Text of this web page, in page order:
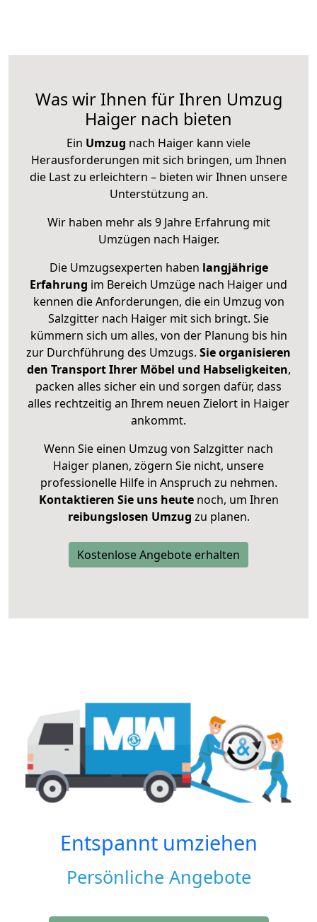
Was wir Ihnen für Ihren Umzug
Haiger nach bieten
Ein Umzug nach Haiger kann viele
Herausforderungen mit sich bringen, um Ihnen
die Last zu erleichtern – bieten wir Ihnen unsere
Unterstützung an.
Wir haben mehr als 9 Jahre Erfahrung mit
Umzügen nach Haiger.
Die Umzugsexperten haben langjährige
Erfahrung im Bereich Umzüge nach Haiger und
kennen die Anforderungen, die ein Umzug von
Salzgitter nach Haiger mit sich bringt. Sie
kümmern sich um alles, von der Planung bis hin
zur Durchführung des Umzugs. Sie organisieren
den Transport Ihrer Möbel und Habseligkeiten,
packen alles sicher ein und sorgen dafür, dass
alles rechtzeitig an Ihrem neuen Zielort in Haiger
ankommt.
Wenn Sie einen Umzug von Salzgitter nach
Haiger planen, zögern Sie nicht, unsere
professionelle Hilfe in Anspruch zu nehmen.
Kontaktieren Sie uns heutenoch, um Ihren
reibungslosen Umzug zu planen.
Kostenlose Angebote erhalten
Entspannt umziehen
Persönliche Angebote